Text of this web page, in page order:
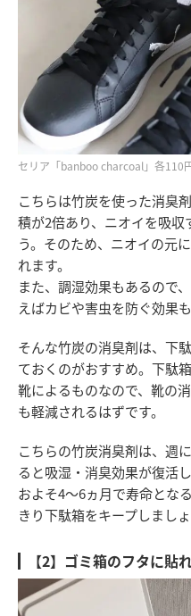
セリア「banboo charcoal」各110
こちらは竹炭を使った消臭
積が2倍あり、ニオイを吸
う。そのため、ニオイの元
れます。
また、調湿効果もあるので
えばカビや害虫を防ぐ効果
そんな竹炭の消臭剤は、下
ておくのがおすすめ。下駄
靴によるものなので、靴の
も軽減されるはずです。
こちらの竹炭消臭剤は、週
ると吸湿・消臭効果が復活
およそ4～6ヵ月で寿命とな
きり下駄箱をキープしましょ
【2】ゴミ箱のフタに貼